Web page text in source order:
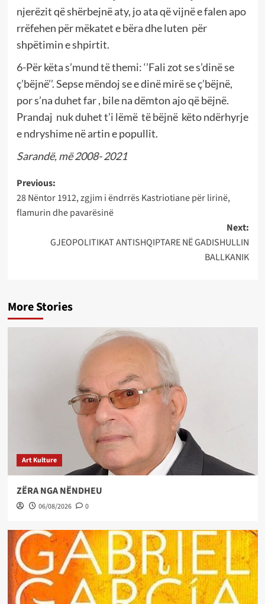
njerëzit që shërbejnë aty, jo ata që vijnë e falen apo
rrëfehen për mëkatet e bëra dhe luten për
shpëtimin e shpirtit.
6-Për këta s’mund të themi: ‘’Fali zot se s’dinë se
ç’bëjnë’’. Sepse mëndoj se e dinë mirë se ç’bëjnë,
por s’na duhet far , bile na dëmton ajo që bëjnë.
Prandaj nuk duhet t’i lëmë të bëjnë këto ndërhyrje
e ndryshime në artin e popullit.
Sarandë, më 2008- 2021
Post
navigation
Previous:
28 Nëntor 1912, zgjim i ëndrrës Kastriotiane për lirinë,
flamurin dhe pavarësinë
Next:
GJEOPOLITIKAT ANTISHQIPTARE NË GADISHULLIN
BALLKANIK
More Stories
Art Kulture
ZËRA NGA NËNDHEU
06/08/2026 0